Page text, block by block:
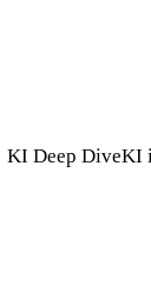
KI Deep DiveKI